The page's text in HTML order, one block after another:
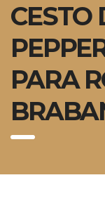
CESTO
PARA